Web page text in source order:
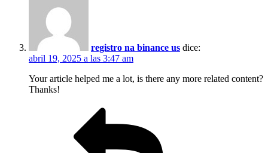
registro na binance us dice:
abril 19, 2025 a las 3:47 am
Your article helped me a lot, is there any more related content?
Thanks!